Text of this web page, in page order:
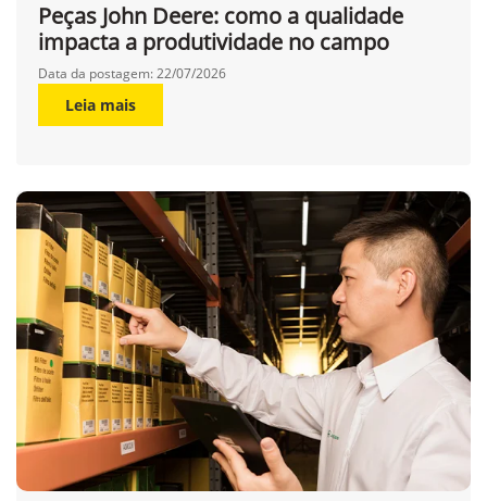
Peças John Deere: como a qualidade
impacta a produtividade no campo
Leia mais
Data da postagem: 22/07/2026